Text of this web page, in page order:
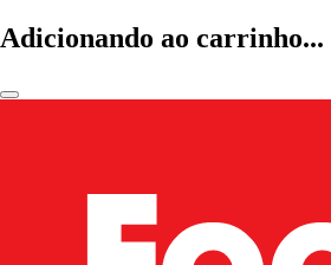
Adicionando ao carrinho...